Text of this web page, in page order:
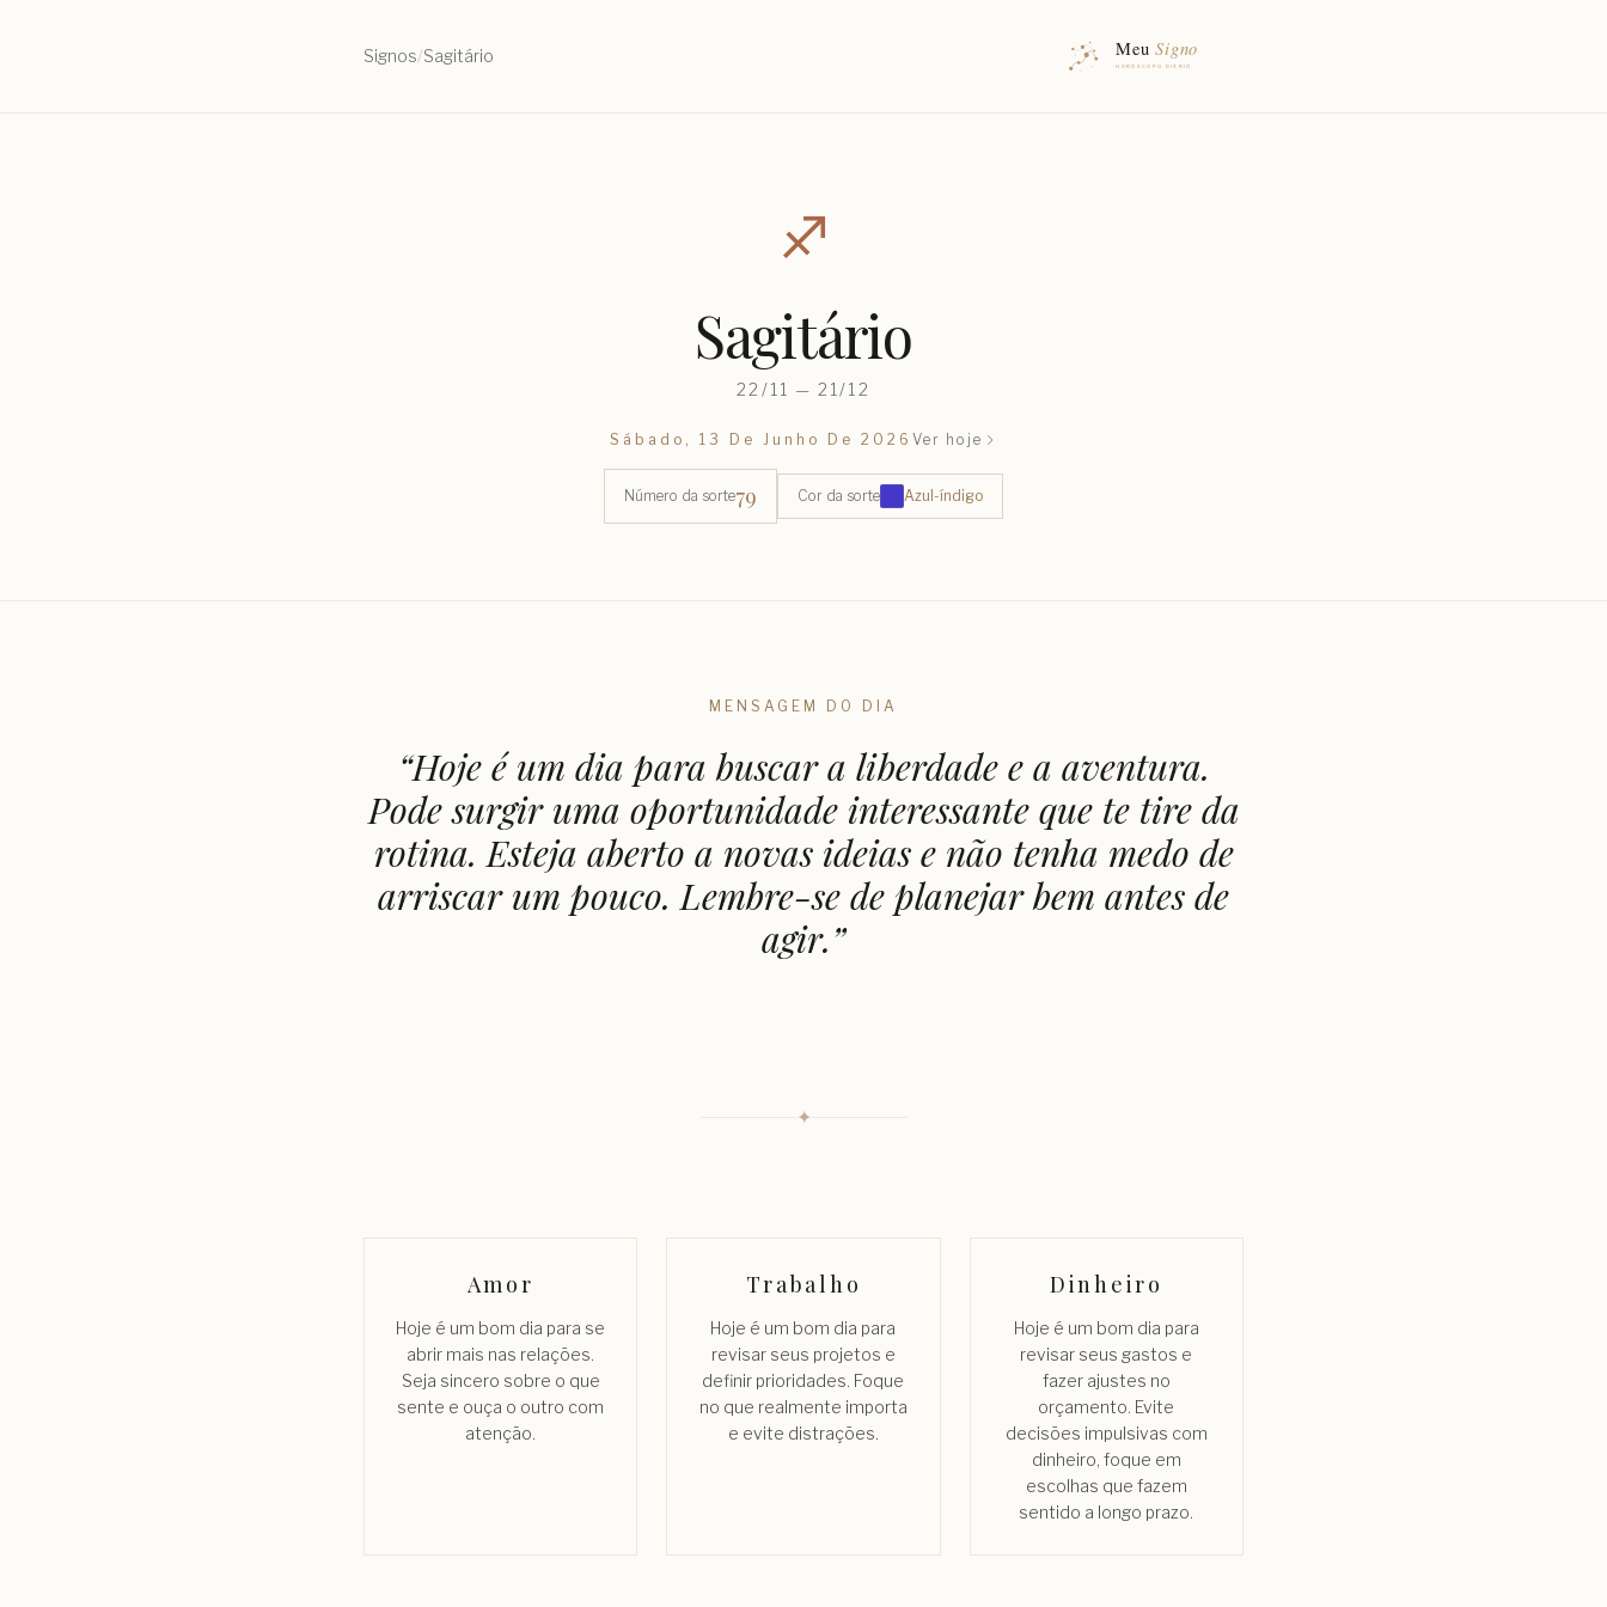
Signos/Sagitário
♐︎
Sagitário
22/11 — 21/12
Sábado, 13 De Junho De 2026Ver hoje
Número da sorte79 Cor da sorte Azul-índigo
MENSAGEM DO DIA
“Hoje é um dia para buscar a liberdade e a aventura.
Pode surgir uma oportunidade interessante que te tire da
rotina. Esteja aberto a novas ideias e não tenha medo de
arriscar um pouco. Lembre-se de planejar bem antes de
agir.”
✦
Amor
Hoje é um bom dia para se
abrir mais nas relações.
Seja sincero sobre o que
sente e ouça o outro com
atenção.
Trabalho
Hoje é um bom dia para
revisar seus projetos e
definir prioridades. Foque
no que realmente importa
e evite distrações.
Dinheiro
Hoje é um bom dia para
revisar seus gastos e
fazer ajustes no
orçamento. Evite
decisões impulsivas com
dinheiro, foque em
escolhas que fazem
sentido a longo prazo.